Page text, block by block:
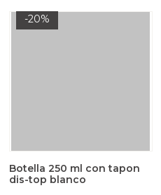
-20%
Botella 250 ml con tapon
dis-top blanco